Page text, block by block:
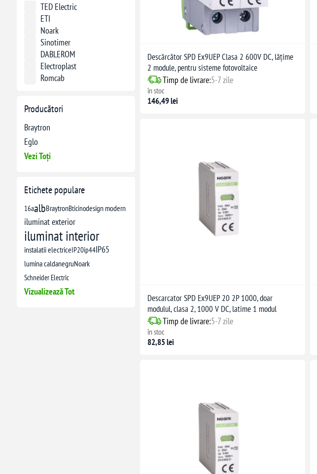
TED Electric
ETI
Noark
Sinotimer
DABLEROM
Electroplast
Romcab
Producători
Braytron
Eglo
Vezi Toți
Etichete populare
16aalbBraytronBticinodesign modern
iluminat exterior
iluminat interior
instalatii electriceIP20ip44IP65
lumina caldanegruNoark
Schneider Electric
Vizualizează Tot
Descărcător SPD Ex9UEP Clasa 2 600V DC, lățime
2 module, pentru sisteme fotovoltaice
Timp de livrare:5-7 zile
în stoc
146,49 lei
Descarcator SPD Ex9UEP 20 2P 1000, doar
modulul, clasa 2, 1000 V DC, latime 1 modul
Timp de livrare:5-7 zile
în stoc
82,85 lei